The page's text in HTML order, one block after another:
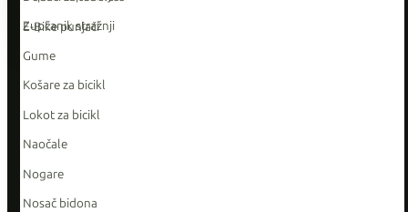
Zupčanik stražnji
E-Bike punjači
Gume
Košare za bicikl
Lokot za bicikl
Naočale
Nogare
Nosač bidona